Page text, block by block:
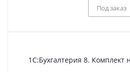
Под заказ
1С:Бухгалтерия 8. Комплект